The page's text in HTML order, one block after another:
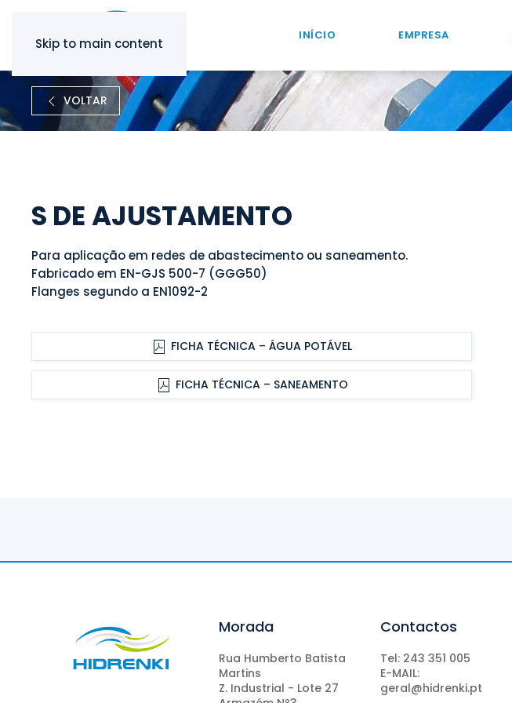
Skip to main content
INÍCIO EMPRESA
VOLTAR
S DE AJUSTAMENTO
Para aplicação em redes de abastecimento ou saneamento.
Fabricado em EN-GJS 500-7 (GGG50)
Flanges segundo a EN1092-2
FICHA TÉCNICA – ÁGUA POTÁVEL
FICHA TÉCNICA – SANEAMENTO
Morada
Rua Humberto Batista
Martins
Z. Industrial - Lote 27
Contactos
Tel: 243 351 005
E-MAIL:
geral@hidrenki.pt